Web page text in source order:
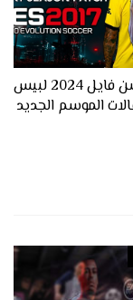
احدث اوبشن فايل 2024 لبيس